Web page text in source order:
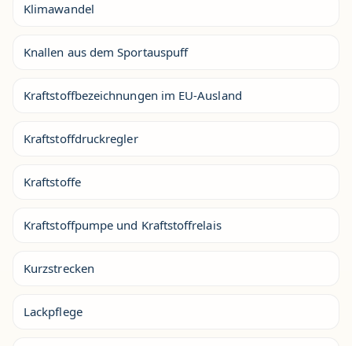
Klimawandel
Knallen aus dem Sportauspuff
Kraftstoffbezeichnungen im EU-Ausland
Kraftstoffdruckregler
Kraftstoffe
Kraftstoffpumpe und Kraftstoffrelais
Kurzstrecken
Lackpflege